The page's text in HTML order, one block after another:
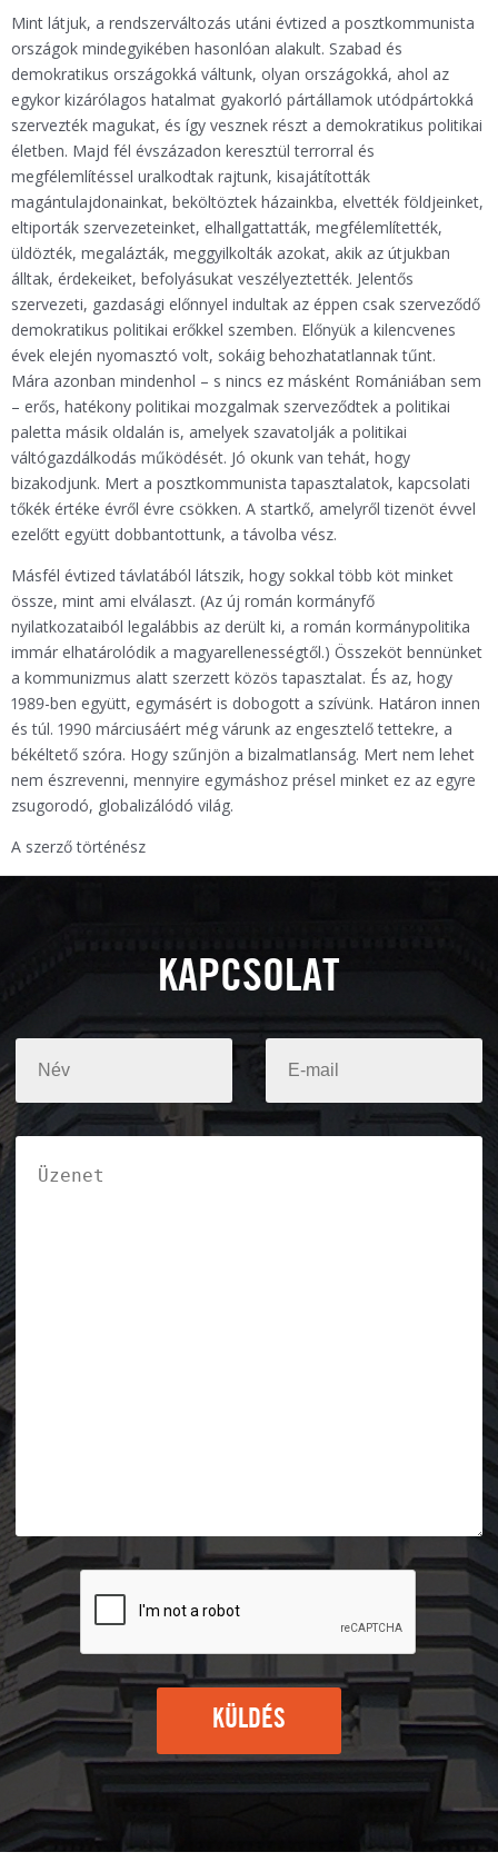
Mint látjuk, a rendszerváltozás utáni évtized a posztkommunista
országok mindegyikében hasonlóan alakult. Szabad és
demokratikus országokká váltunk, olyan országokká, ahol az
egykor kizárólagos hatalmat gyakorló pártállamok utódpártokká
szervezték magukat, és így vesznek részt a demokratikus politikai
életben. Majd fél évszázadon keresztül terrorral és
megfélemlítéssel uralkodtak rajtunk, kisajátították
magántulajdonainkat, beköltöztek házainkba, elvették földjeinket,
eltiporták szervezeteinket, elhallgattatták, megfélemlítették,
üldözték, megalázták, meggyilkolták azokat, akik az útjukban
álltak, érdekeiket, befolyásukat veszélyeztették. Jelentős
szervezeti, gazdasági előnnyel indultak az éppen csak szerveződő
demokratikus politikai erőkkel szemben. Előnyük a kilencvenes
évek elején nyomasztó volt, sokáig behozhatatlannak tűnt.
Mára azonban mindenhol – s nincs ez másként Romániában sem
– erős, hatékony politikai mozgalmak szerveződtek a politikai
paletta másik oldalán is, amelyek szavatolják a politikai
váltógazdálkodás működését. Jó okunk van tehát, hogy
bizakodjunk. Mert a posztkommunista tapasztalatok, kapcsolati
tőkék értéke évről évre csökken. A startkő, amelyről tizenöt évvel
ezelőtt együtt dobbantottunk, a távolba vész.
Másfél évtized távlatából látszik, hogy sokkal több köt minket
össze, mint ami elválaszt. (Az új román kormányfő
nyilatkozataiból legalábbis az derült ki, a román kormánypolitika
immár elhatárolódik a magyarellenességtől.) Összeköt bennünket
a kommunizmus alatt szerzett közös tapasztalat. És az, hogy
1989-ben együtt, egymásért is dobogott a szívünk. Határon innen
és túl. 1990 márciusáért még várunk az engesztelő tettekre, a
békéltető szóra. Hogy szűnjön a bizalmatlanság. Mert nem lehet
nem észrevenni, mennyire egymáshoz présel minket ez az egyre
zsugorodó, globalizálódó világ.
A szerző történész
KAPCSOLAT
KÜLDÉS